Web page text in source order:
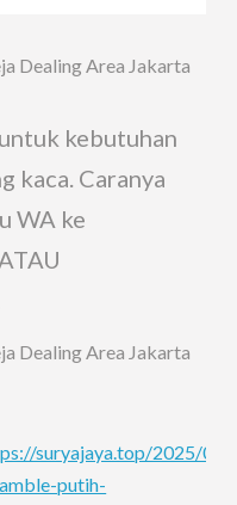
kebutuhan
kaca. Caranya
WA ke
suryajaya.top/2025/
putih-